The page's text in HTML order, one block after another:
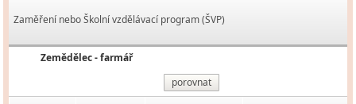
Zaměření nebo Školní vzdělávací program (ŠVP)
Zemědělec - farmář
porovnat